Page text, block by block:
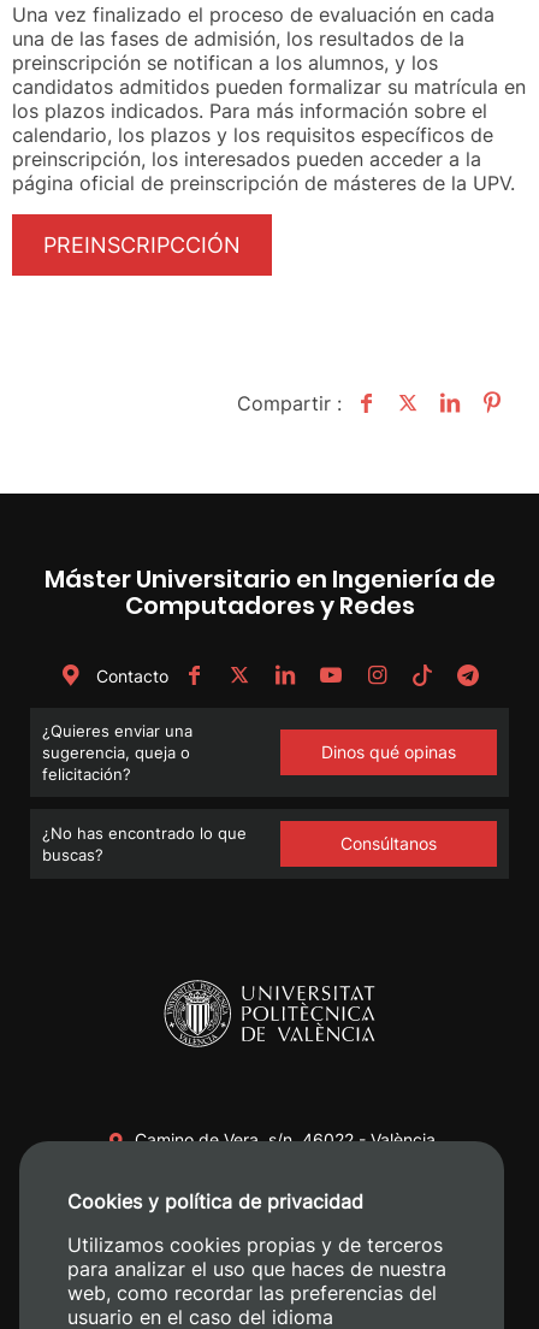
Una vez finalizado el proceso de evaluación en cada
una de las fases de admisión, los resultados de la
preinscripción se notifican a los alumnos, y los
candidatos admitidos pueden formalizar su matrícula en
los plazos indicados. Para más información sobre el
calendario, los plazos y los requisitos específicos de
preinscripción, los interesados pueden acceder a la
página oficial de preinscripción de másteres de la UPV.
PREINSCRIPCCIÓN
Compartir :
Máster Universitario en Ingeniería de
Computadores y Redes
Contacto
¿Quieres enviar una
sugerencia, queja o
felicitación?
Dinos qué opinas
¿No has encontrado lo que
buscas?
Consúltanos
Camino de Vera, s/n. 46022 - València
+34 620 04 00 50
Cookies y política de privacidad
Utilizamos cookies propias y de terceros
para analizar el uso que haces de nuestra
web, como recordar las preferencias del
usuario en el caso del idioma